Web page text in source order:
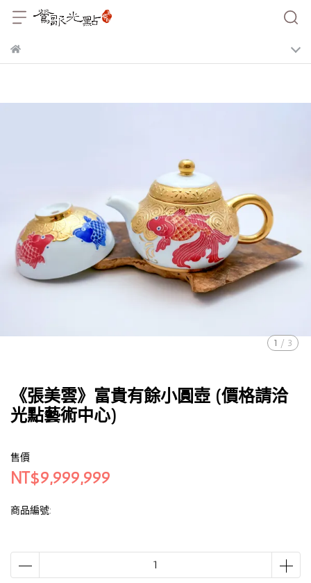
1 / 3
《張美雲》富貴有餘小圓壺 (價格請洽
光點藝術中心)
售價
NT$9,999,999
商品編號: